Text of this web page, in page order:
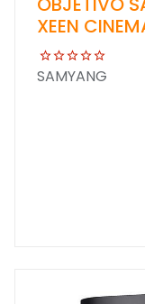
XEEN
SAMYANG